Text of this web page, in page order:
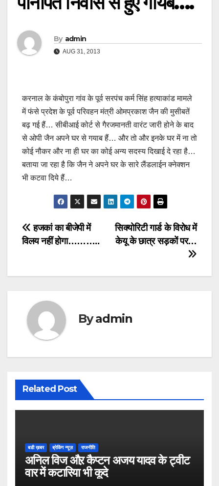
By admin
AUG 31, 2013
करनाल के कंबोपुरा गांव के पूर्व सरपंच कर्म सिंह हत्याकांड मामले
में फंसे प्रदेश के पूर्व परिवहन मंत्री ओमप्रकाश जैन की मुसीबतें
बढ़ गई हैं… सीबीआई कोर्ट से गैरजमानती वारंट जारी होने के बाद
से ओपी जैन अपने घर से गयाब हैं… और तो और इनके घर में ना तो
कोई नौकर और ना ही घर का कोई अन्य सदस्य दिखाई दे रहा है…
बताया जा रहा है कि जैन ने अपने घर के सारे लैंडलाईन क्नेक्शन
भी कटवा दिये हैं…
Post
navigation
सिक्योरिटी गार्ड के विरोध में
केयू के छात्र सड़कों पर…
हजकां का बीजेपी में
विलय नहीं होगा………..
Byadmin
Related Post
बडी ख़बर ब्रेकिंग न्यूज़ राजनीति
अनिल विज औऱ कैप्टन अजय यादव के ट्वीट
वार में कटारिया भी कूदे